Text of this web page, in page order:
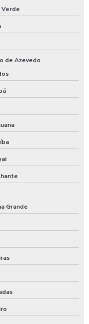
Verde
de Azevedo
Grande